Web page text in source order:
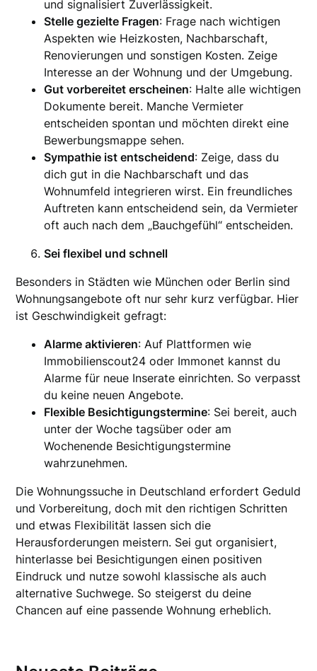
und signalisiert Zuverlässigkeit.
Stelle gezielte Fragen: Frage nach wichtigen
Aspekten wie Heizkosten, Nachbarschaft,
Renovierungen und sonstigen Kosten. Zeige
Interesse an der Wohnung und der Umgebung.
Gut vorbereitet erscheinen: Halte alle wichtigen
Dokumente bereit. Manche Vermieter
entscheiden spontan und möchten direkt eine
Bewerbungsmappe sehen.
Sympathie ist entscheidend: Zeige, dass du
dich gut in die Nachbarschaft und das
Wohnumfeld integrieren wirst. Ein freundliches
Auftreten kann entscheidend sein, da Vermieter
oft auch nach dem „Bauchgefühl“ entscheiden.
Sei flexibel und schnell
Besonders in Städten wie München oder Berlin sind
Wohnungsangebote oft nur sehr kurz verfügbar. Hier
ist Geschwindigkeit gefragt:
Alarme aktivieren: Auf Plattformen wie
Immobilienscout24 oder Immonet kannst du
Alarme für neue Inserate einrichten. So verpasst
du keine neuen Angebote.
Flexible Besichtigungstermine: Sei bereit, auch
unter der Woche tagsüber oder am
Wochenende Besichtigungstermine
wahrzunehmen.
Die Wohnungssuche in Deutschland erfordert Geduld
und Vorbereitung, doch mit den richtigen Schritten
und etwas Flexibilität lassen sich die
Herausforderungen meistern. Sei gut organisiert,
hinterlasse bei Besichtigungen einen positiven
Eindruck und nutze sowohl klassische als auch
alternative Suchwege. So steigerst du deine
Chancen auf eine passende Wohnung erheblich.